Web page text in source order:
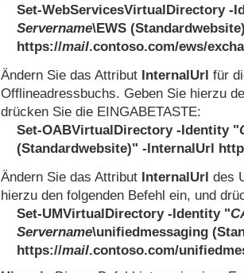
Set-WebServicesVirtualDirectory -
Servername\EWS
https://mail.contoso.com/ews/
Ändern Sie das Attribut InternalUrl für
Offlineadressbuchs. Geben Sie hierzu
drücken Sie die EINGABETASTE:
Set-OABVirtualDirectory -Identity "
(Standardwebsite)" -InternalUrl
Ändern Sie das Attribut InternalUrl des
hierzu den folgenden Befehl ein, und
Set-UMVirtualDirectory -Identity "
Servername\unifiedmessaging
https://mail.contoso.com/